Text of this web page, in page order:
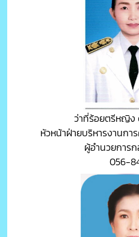
ว่าที่ร้อยตรีหญิง
หัวหน้าฝ่ายบริหารงานกา
ผู้อำนวยการ
056-